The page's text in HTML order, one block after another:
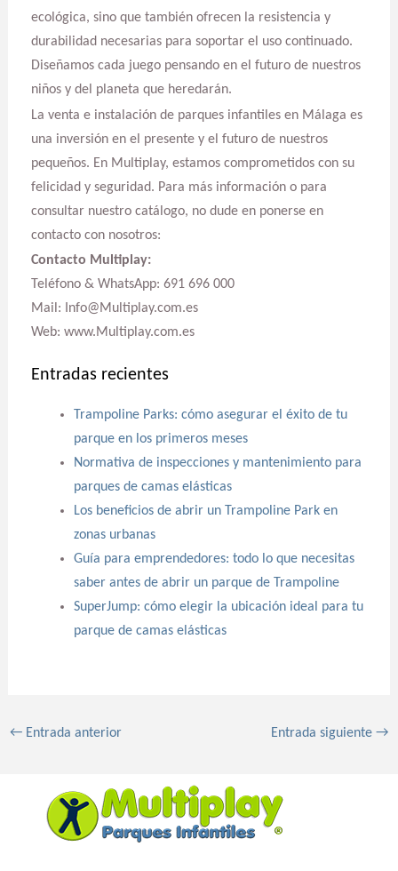
ecológica, sino que también ofrecen la resistencia y
durabilidad necesarias para soportar el uso continuado.
Diseñamos cada juego pensando en el futuro de nuestros
niños y del planeta que heredarán.
La venta e instalación de parques infantiles en Málaga es
una inversión en el presente y el futuro de nuestros
pequeños. En Multiplay, estamos comprometidos con su
felicidad y seguridad. Para más información o para
consultar nuestro catálogo, no dude en ponerse en
contacto con nosotros:
Contacto Multiplay:
Teléfono & WhatsApp: 691 696 000
Mail: Info@Multiplay.com.es
Web: www.Multiplay.com.es
Entradas recientes
Trampoline Parks: cómo asegurar el éxito de tu
parque en los primeros meses
Normativa de inspecciones y mantenimiento para
parques de camas elásticas
Los beneficios de abrir un Trampoline Park en
zonas urbanas
Guía para emprendedores: todo lo que necesitas
saber antes de abrir un parque de Trampoline
SuperJump: cómo elegir la ubicación ideal para tu
parque de camas elásticas
←Entrada anterior Entrada siguiente→